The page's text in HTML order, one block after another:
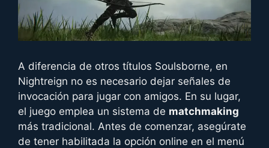
A diferencia de otros títulos Soulsborne, en
Nightreign no es necesario dejar señales de
invocación para jugar con amigos. En su lugar,
el juego emplea un sistema de matchmaking
más tradicional. Antes de comenzar, asegúrate
de tener habilitada la opción online en el menú